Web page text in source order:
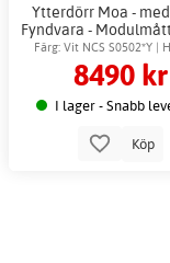
Ytterdörr Moa -
Fyndvara -
| Höjd dm):
Färg: Vit NCS S0502*Y |
Högerhängd
8490 kr
I lager - Snabb
Köp